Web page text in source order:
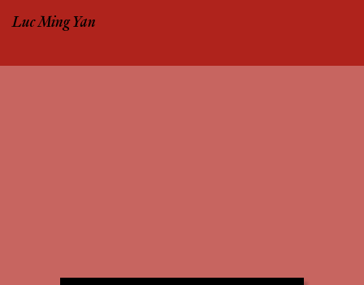
Luc Ming Yan